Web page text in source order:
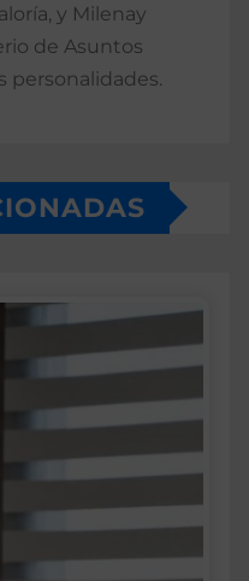
y Milenay
de Asuntos
personalidades.